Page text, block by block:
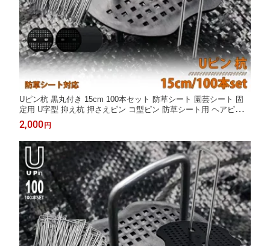
Uピン杭 黒丸付き 15cm 100本セット 防草シート 園芸シート 固
定用 U字型 抑え杭 押さえピン コ型ピン 防草シート用 ヘアピン杭
除草シート 家庭菜園 杭 マルチ 農業 資材 固定 雑草 対策 畑作資
材 農業資材 おさえピン 家庭用 業務用 防草しーと LB-163 区分60
Y
2,000 円